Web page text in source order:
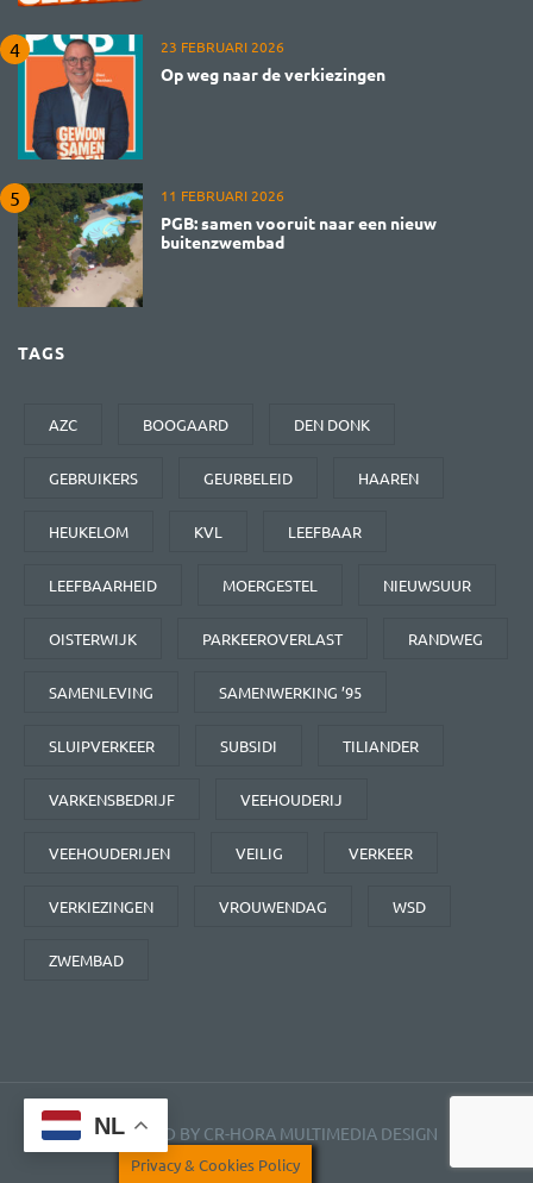
23 FEBRUARI 2026
Op weg naar de verkiezingen
11 FEBRUARI 2026
PGB: samen vooruit naar een nieuw
buitenzwembad
TAGS
AZC BOOGAARD DEN DONK
GEBRUIKERS GEURBELEID HAAREN
HEUKELOM KVL LEEFBAAR
LEEFBAARHEID MOERGESTEL NIEUWSUUR
OISTERWIJK PARKEEROVERLAST RANDWEG
SAMENLEVING SAMENWERKING ’95
SLUIPVERKEER SUBSIDI TILIANDER
VARKENSBEDRIJF VEEHOUDERIJ
VEEHOUDERIJEN VEILIG VERKEER
VERKIEZINGEN VROUWENDAG WSD
ZWEMBAD
POWERED BY CR-HORA MULTIMEDIA DESIGN
Privacy & Cookies Policy
NL